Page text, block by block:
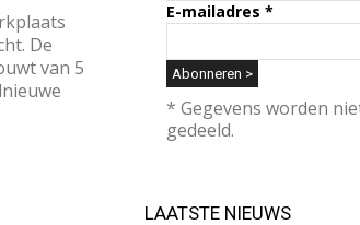
De
van 5
E-mailadres *
* Gegevens worden
gedeeld.
LAATSTE NIEUWS